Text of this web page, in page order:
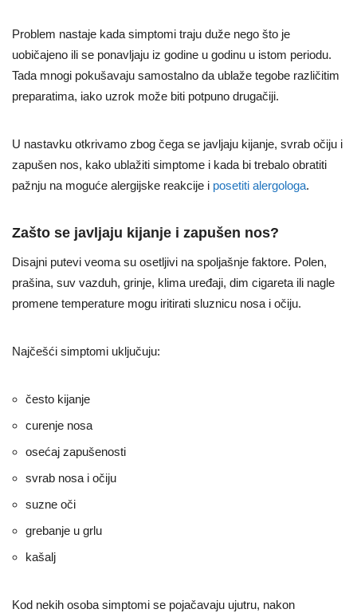
Problem nastaje kada simptomi traju duže nego što je
uobičajeno ili se ponavljaju iz godine u godinu u istom periodu.
Tada mnogi pokušavaju samostalno da ublaže tegobe različitim
preparatima, iako uzrok može biti potpuno drugačiji.
U nastavku otkrivamo zbog čega se javljaju kijanje, svrab očiju i
zapušen nos, kako ublažiti simptome i kada bi trebalo obratiti
pažnju na moguće alergijske reakcije i posetiti alergologa.
Zašto se javljaju kijanje i zapušen nos?
Disajni putevi veoma su osetljivi na spoljašnje faktore. Polen,
prašina, suv vazduh, grinje, klima uređaji, dim cigareta ili nagle
promene temperature mogu iritirati sluznicu nosa i očiju.
Najčešći simptomi uključuju:
često kijanje
curenje nosa
osećaj zapušenosti
svrab nosa i očiju
suzne oči
grebanje u grlu
kašalj
Kod nekih osoba simptomi se pojačavaju ujutru, nakon